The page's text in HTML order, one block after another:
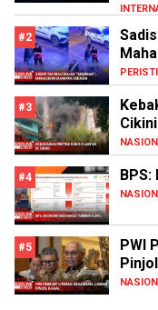
#2
#3
Cikini
#4
#5
PWI